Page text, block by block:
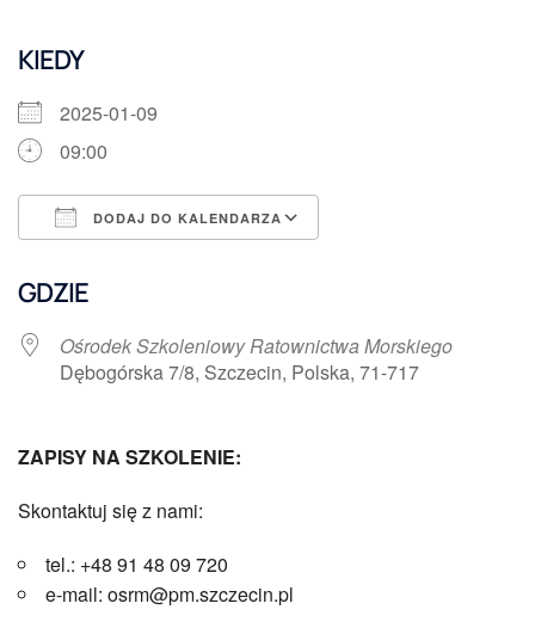
KIEDY
2025-01-09
09:00
DODAJ DO KALENDARZA
GDZIE
Ośrodek Szkoleniowy Ratownictwa Morskiego
Dębogórska 7/8, Szczecin, Polska, 71-717
ZAPISY NA SZKOLENIE:
Skontaktuj się z nami:
tel.: +48 91 48 09 720
e-mail: osrm@pm.szczecin.pl